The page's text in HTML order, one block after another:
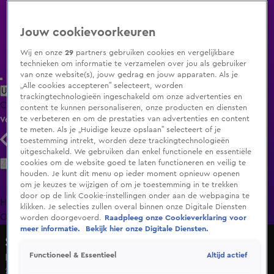
Uitzending Gemist Populaire programma's Zenders Genres
ClipsFilmsRadioSmart TV inlogShop
Volg KIJK
Zoeken
HomeUitzending Gemist Programma's De Bondgenoten
OranjezomerLivestreamsShop
Sky Radio
Dit zou Snelle doen als hij geen artiest kon zijn!
2 apr 2025, 16:18
Jouw cookievoorkeuren
Wij en onze29 partners gebruiken cookies en vergelijkbare
technieken om informatie te verzamelen over jou als gebruiker
van onze website(s), jouw gedrag en jouw apparaten. Als je
„Alle cookies accepteren” selecteert, worden
trackingtechnologieën ingeschakeld om onze advertenties en
content te kunnen personaliseren, onze producten en diensten
te verbeteren en om de prestaties van advertenties en content
te meten. Als je „Huidige keuze opslaan” selecteert of je
toestemming intrekt, worden deze trackingtechnologieën
uitgeschakeld. We gebruiken dan enkel functionele en essentiële
cookies om de website goed te laten functioneren en veilig te
houden. Je kunt dit menu op ieder moment opnieuw openen
om je keuzes te wijzigen of om je toestemming in te trekken
door op de link Cookie-instellingen onder aan de webpagina te
klikken. Je selecties zullen overal binnen onze Digitale Diensten
worden doorgevoerd.
Raadpleeg onze Cookieverklaring voor
meer informatie.
Bekijk hier onze Digitale Diensten.
Functioneel & Essentieel Altijd actief